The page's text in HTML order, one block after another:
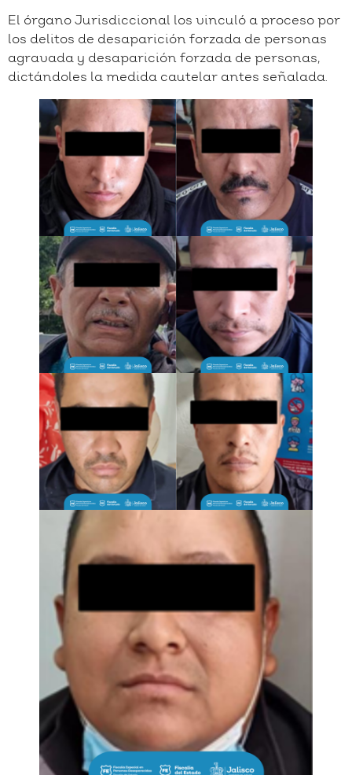
El órgano Jurisdiccional los vinculó a proceso por
los delitos de desaparición forzada de personas
agravada y desaparición forzada de personas,
dictándoles la medida cautelar antes señalada.